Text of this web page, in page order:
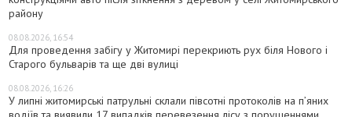
району
08.08.2026, 16:54
Для проведення забігу у Житомирі перекриють рух біля Нового і
Старого бульварів та ще дві вулиці
08.08.2026, 16:26
У липні житомирські патрульні склали півсотні протоколів на пʼяних